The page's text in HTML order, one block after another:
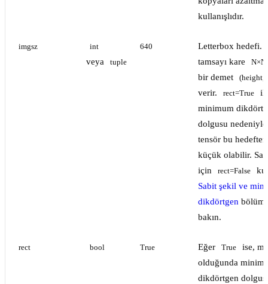
kullanışlıdır.
imgsz int
veya tuple
640
Letterbox hedefi.
tamsayı kare
N×N
bir demet (height,
verir. rect=True
minimum
dolgusu
tensör bu
küçük olabilir.
için
rect=False
Sabit şekil ve
dikdörtgen
bakın.
rect bool True Eğer True
ise,
olduğunda
dikdörtgen